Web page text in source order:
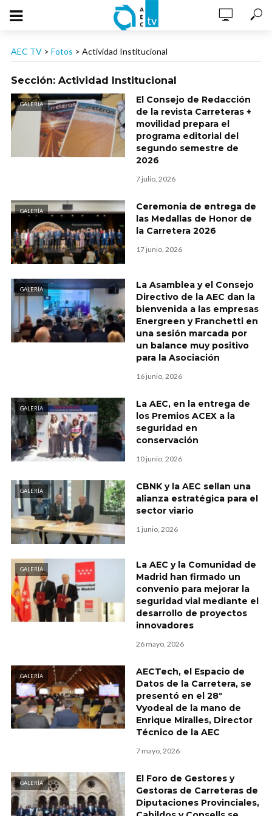
AEC TV > Fotos > Actividad Institucional
Sección: Actividad Institucional
GALERÍA
El Consejo de Redacción
de la revista Carreteras +
movilidad prepara el
programa editorial del
segundo semestre de
2026
7 julio, 2026
GALERÍA
Ceremonia de entrega de
las Medallas de Honor de
la Carretera 2026
17 junio, 2026
GALERÍA
La Asamblea y el Consejo
Directivo de la AEC dan la
bienvenida a las empresas
Energreen y Franchetti en
una sesión marcada por
un balance muy positivo
para la Asociación
16 junio, 2026
GALERÍA
La AEC, en la entrega de
los Premios ACEX a la
seguridad en
conservación
10 junio, 2026
GALERÍA
CBNK y la AEC sellan una
alianza estratégica para el
sector viario
1 junio, 2026
GALERÍA
La AEC y la Comunidad de
Madrid han firmado un
convenio para mejorar la
seguridad vial mediante el
desarrollo de proyectos
innovadores
26 mayo, 2026
GALERÍA
AECTech, el Espacio de
Datos de la Carretera, se
presentó en el 28º
Vyodeal de la mano de
Enrique Miralles, Director
Técnico de la AEC
7 mayo, 2026
GALERÍA
El Foro de Gestores y
Gestoras de Carreteras de
Diputaciones Provinciales,